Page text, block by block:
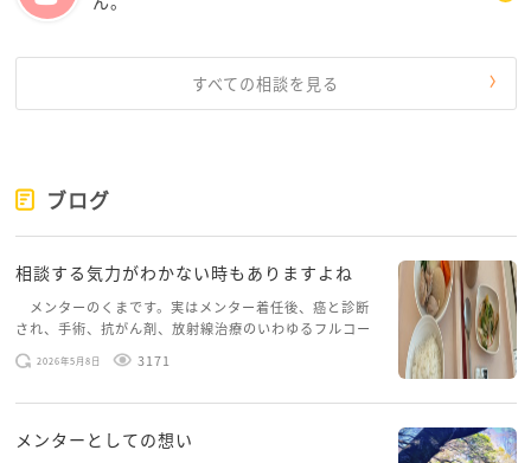
どんな勉強をしていけばいいか、
スケジュールをたてていくとよいと思います
すばらしいことです！
応援します
すべての相談を見る
ブログ
相談する気力がわかない時もありますよね
メンターのくまです。実はメンター着任後、癌と診断
され、手術、抗がん剤、放射線治療のいわゆるフルコー
スを体験していて、しばらくメンターカフェに来られて
いませんでした。体力だけでなく、気力も落ちパソコン
2026年5月8日 3171
メンターとしての想い